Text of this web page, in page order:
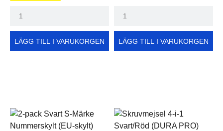
LÄGG TILL I VARUKORGEN LÄGG TILL I VARUKORGEN